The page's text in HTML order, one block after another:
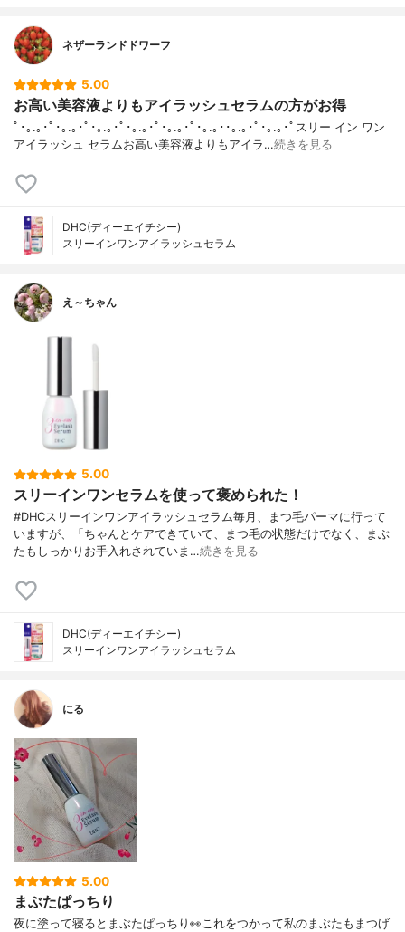
ネザーランドドワーフ
5.00
お高い美容液よりもアイラッシュセラムの方がお得
ﾟ･｡.｡･ﾟ･｡.｡･ﾟ･｡.｡･ﾟ･｡.｡･ﾟ･｡.｡･ﾟ･｡.｡･･｡.｡･ﾟ･｡.｡･ﾟスリー イン ワン
アイラッシュ セラムお高い美容液よりもアイラ…続きを見る
DHC(ディーエイチシー)
スリーインワンアイラッシュセラム
え～ちゃん
5.00
スリーインワンセラムを使って褒められた！
#DHCスリーインワンアイラッシュセラム毎月、まつ毛パーマに行って
いますが、「ちゃんとケアできていて、まつ毛の状態だけでなく、まぶ
たもしっかりお手入れされていま…続きを見る
DHC(ディーエイチシー)
スリーインワンアイラッシュセラム
にる
5.00
まぶたぱっちり
夜に塗って寝るとまぶたぱっちり👀これをつかって私のまぶたもまつげ